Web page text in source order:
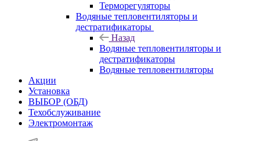
Терморегуляторы
Водяные тепловентиляторы и
дестратификаторы
Назад
Водяные тепловентиляторы и
дестратификаторы
Водяные тепловентиляторы
Акции
Установка
ВЫБОР (ОБД)
Техобслуживание
Электромонтаж